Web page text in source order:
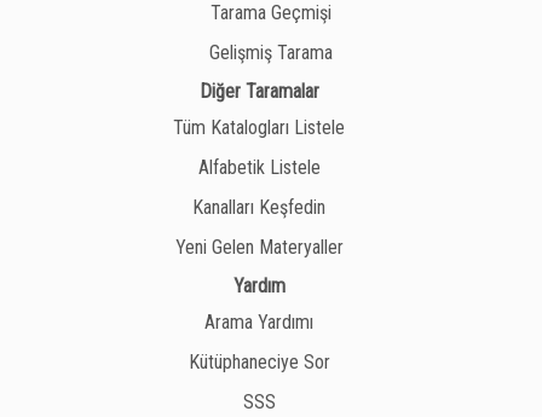
Tarama Geçmişi
Gelişmiş Tarama
Diğer Taramalar
Tüm Katalogları Listele
Alfabetik Listele
Kanalları Keşfedin
Yeni Gelen Materyaller
Yardım
Arama Yardımı
Kütüphaneciye Sor
SSS